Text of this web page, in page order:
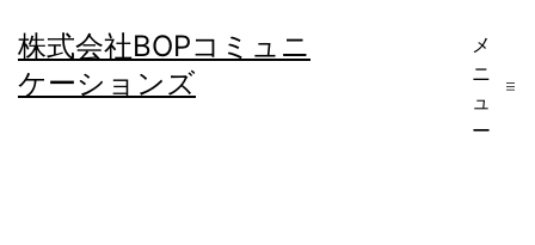
ン
テ
株式会社BOPコミュニ
ケーションズ
メ
ニ
ュ
ー